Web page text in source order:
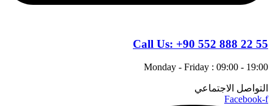
Call Us: +90 552 888 22 55
Monday - Friday : 09:00 - 19:00
التواصل الاجتماعي
Facebook-f